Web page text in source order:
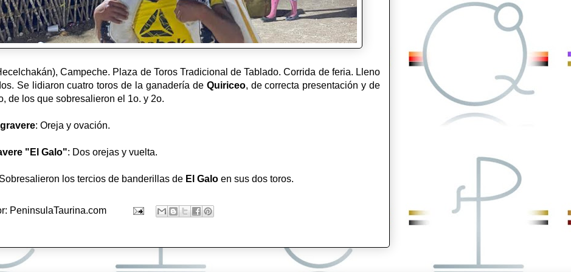
Campeche. Plaza de Toros Tradicional de Tablado. Corrida de feria. Lleno
Se lidiaron cuatro toros de la ganadería deQuiriceo, de correcta presentación y de
de los que sobresalieron el 1o. y 2o.
: Oreja y ovación.
"El Galo": Dos orejas y vuelta.
los tercios de banderillas de El Galo en sus dos toros.
PeninsulaTaurina.com